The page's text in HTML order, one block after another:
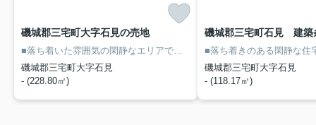
磯城郡三宅町大字石見の売地
■建築条件な
磯城郡三宅町大字石見
- (228.80㎡)
磯城郡三宅町石見 建築
磯城郡三宅町大字石見
- (118.17㎡)